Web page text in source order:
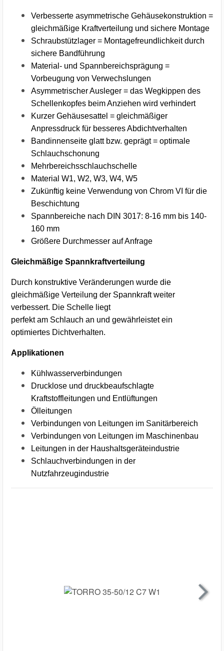
Verbesserte asymmetrische Gehäusekonstruktion =
gleichmäßige Kraftverteilung und sichere Montage
Schraubstützlager = Montagefreundlichkeit durch
sichere Bandführung
Material- und Spannbereichsprägung =
Vorbeugung von Verwechslungen
Asymmetrischer Ausleger = das Wegkippen des
Schellenkopfes beim Anziehen wird verhindert
Kurzer Gehäusesattel = gleichmäßiger
Anpressdruck für besseres Abdichtverhalten
Bandinnenseite glatt bzw. geprägt = optimale
Schlauchschonung
Mehrbereichsschlauchschelle
Material W1, W2, W3, W4, W5
Zukünftig keine Verwendung von Chrom VI für die
Beschichtung
Spannbereiche nach DIN 3017: 8-16 mm bis 140-
160 mm
Größere Durchmesser auf Anfrage
Gleichmäßige Spannkraftverteilung
Durch konstruktive Veränderungen wurde die
gleichmäßige Verteilung der Spannkraft weiter
verbessert. Die Schelle liegt
perfekt am Schlauch an und gewährleistet ein
optimiertes Dichtverhalten.
Applikationen
Kühlwasserverbindungen
Drucklose und druckbeaufschlagte
Kraftstoffleitungen und Entlüftungen
Ölleitungen
Verbindungen von Leitungen im Sanitärbereich
Verbindungen von Leitungen im Maschinenbau
Leitungen in der Haushaltsgeräteindustrie
Schlauchverbindungen in der
Nutzfahrzeugindustrie
